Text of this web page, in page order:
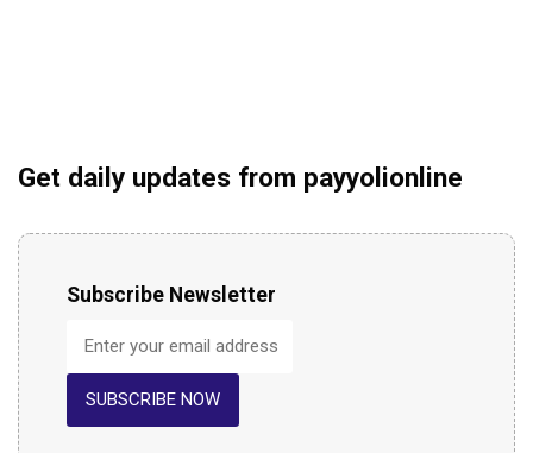
Get daily updates from payyolionline
Subscribe Newsletter
SUBSCRIBE NOW